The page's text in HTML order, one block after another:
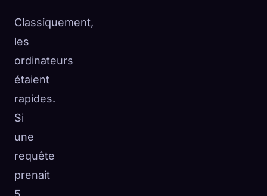
Classiquement,
les
ordinateurs
étaient
rapides.
Si
une
requête
prenait